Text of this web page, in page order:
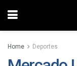
Home Deportes